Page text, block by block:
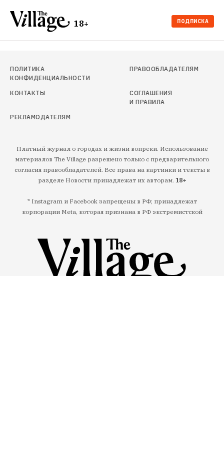
18+ ПОДПИСКА
ПОЛИТИКА
КОНФИДЕНЦИАЛЬНОСТИ
ПРАВООБЛАДАТЕЛЯМ
КОНТАКТЫ
СОГЛАШЕНИЯ
И ПРАВИЛА
РЕКЛАМОДАТЕЛЯМ
Платный журнал о городах и жизни вопреки. Использование
материалов The Village разрешено только с предварительного
согласия правообладателей. Все права на картинки и тексты в
разделе Новости принадлежат их авторам. 18+
* Instagram и Facebook запрещены в РФ; принадлежат
корпорации Meta, которая признана в РФ экстремистской